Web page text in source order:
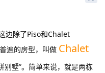
边除了Piso和Chalet
遍的房型，叫做 Chalet
别墅”。简单来说，就是两栋